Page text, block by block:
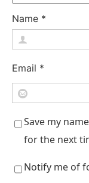
Name *
Email *
Save my
for the next
Notify me of